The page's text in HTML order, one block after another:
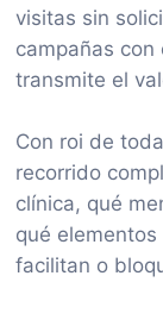
visitas sin
campañas
transmite el
Con roi de
recorrido
clínica, qué
qué
facilitan o